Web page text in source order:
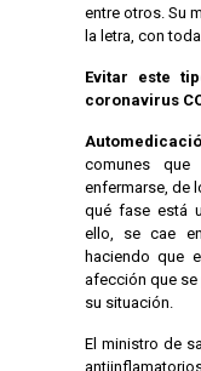
entre otros. Su
la letra, con
Evitar este
coronavirus
comunes
enfermarse, de
qué fase está
ello, se cae
haciendo que
afección que
su situación.
El ministro de